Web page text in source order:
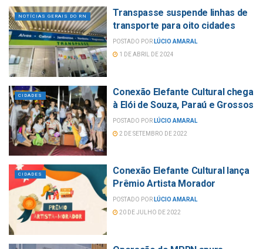
NOTÍCIAS GERAIS DO RN
Transpasse suspende linhas de
transporte para oito cidades
POSTADO POR LÚCIO AMARAL
1 DE ABRIL DE 2024
CIDADES
Conexão Elefante Cultural chega
à Elói de Souza, Paraú e Grossos
POSTADO POR LÚCIO AMARAL
2 DE SETEMBRO DE 2022
CIDADES
Conexão Elefante Cultural lança
Prêmio Artista Morador
POSTADO POR LÚCIO AMARAL
20 DE JULHO DE 2022